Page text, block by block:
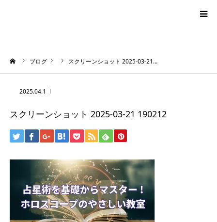
ブログ スクリーンショット 2025-03-21…
2025.04.1
スクリーンショット 2025-03-21 190212
プロフィール
お問い合わせ